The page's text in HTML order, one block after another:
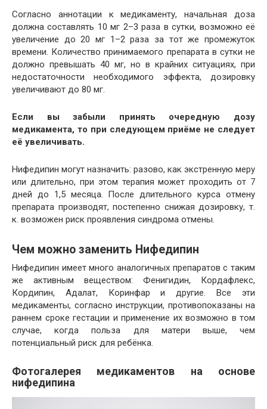
Согласно аннотации к медикаменту, начальная доза
должна составлять 10 мг 2–3 раза в сутки, возможно её
увеличение до 20 мг 1–2 раза за тот же промежуток
времени. Количество принимаемого препарата в сутки не
должно превышать 40 мг, но в крайних ситуациях, при
недостаточности необходимого эффекта, дозировку
увеличивают до 80 мг.
Если вы забыли принять очередную дозу
медикамента, то при следующем приёме не следует
её увеличивать.
Нифедипин могут назначить: разово, как экстренную меру
или длительно, при этом терапия может проходить от 7
дней до 1,5 месяца. После длительного курса отмену
препарата производят, постепенно снижая дозировку, т.
к. возможен риск проявления синдрома отмены.
Чем можно заменить Нифедипин
Нифедипин имеет много аналогичных препаратов с таким
же активным веществом: Фенигидин, Кордафлекс,
Кордипин, Адалат, Коринфар и другие. Все эти
медикаменты, согласно инструкции, противопоказаны на
раннем сроке гестации и применение их возможно в том
случае, когда польза для матери выше, чем
потенциальный риск для ребёнка.
Фотогалерея медикаментов на основе
нифедипина